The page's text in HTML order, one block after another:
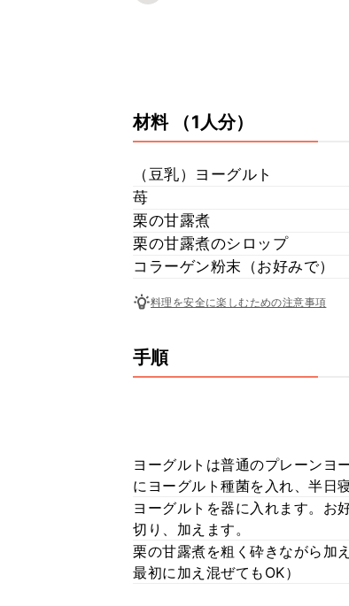
材料 （1人分）
（豆乳）ヨーグルト
苺
栗の甘露煮
栗の甘露煮のシロップ
コラーゲン粉末（お好みで）
料理を安全に楽しむための注意事項
手順
ヨーグルトは普通のプレーンヨ
にヨーグルト種菌を入れ、半日
ヨーグルトを器に入れます。お
切り、加えます。
栗の甘露煮を粗く砕きながら加
最初に加え混ぜてもOK）